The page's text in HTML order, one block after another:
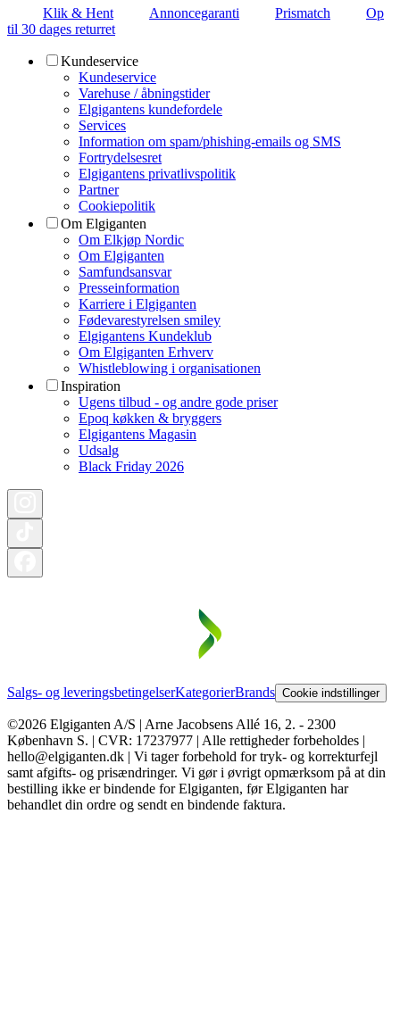
Klik & Hent Annoncegaranti Prismatch
Op
til 30 dages returret
Kundeservice
Kundeservice
Varehuse / åbningstider
Elgigantens kundefordele
Services
Information om spam/phishing-emails og SMS
Fortrydelsesret
Elgigantens privatlivspolitik
Partner
Cookiepolitik
Om Elgiganten
Om Elkjøp Nordic
Om Elgiganten
Samfundsansvar
Presseinformation
Karriere i Elgiganten
Fødevarestyrelsen smiley
Elgigantens Kundeklub
Om Elgiganten Erhverv
Whistleblowing i organisationen
Inspiration
Ugens tilbud - og andre gode priser
Epoq køkken & bryggers
Elgigantens Magasin
Udsalg
Black Friday 2026
Salgs- og leveringsbetingelserKategorierBrands Cookie indstillinger
©2026 Elgiganten A/S | Arne Jacobsens Allé 16, 2. - 2300
København S. | CVR: 17237977 | Alle rettigheder forbeholdes |
hello@elgiganten.dk | Vi tager forbehold for tryk- og korrekturfejl
samt afgifts- og prisændringer. Vi gør i øvrigt opmærksom på at din
bestilling ikke er bindende for Elgiganten, før Elgiganten har
behandlet din ordre og sendt en bindende faktura.